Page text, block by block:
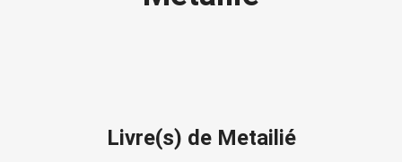
Livre(s) de Metailié